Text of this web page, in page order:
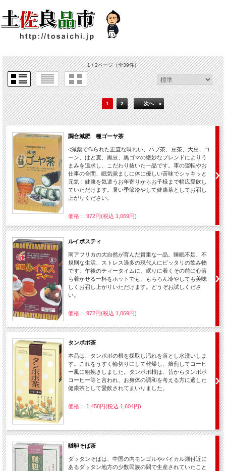
1 / 2ページ（全39件）
1 2 次へ
調合減肥 種ゴーヤ茶
<減薬で作られた正直な味わい、ハブ茶、豆茶、大豆、コ
ーン、はと麦、黒豆、黒ゴマの絶妙なブレンドによりう
まみを追求し、こだわり抜いた一品です。車の運転やお
仕事の合間、眠気覚ましに体に優しい苦味でシャキッと
元気！健康を気遣うお年寄りからお子様まで幅広愛飲し
ていただけます。暑い季節冷やして健康茶としてお召し
上がりください。
価格： 972円(税込 1,069円)
ルイボスティ
南アフリカの大自然が育んだ貴重な一品。睡眠不足、不
規則な生活、ストレス過多の現代人にピッタリの飲み物
です。午後のティータイムに、眠りに着くその前に心落
ち着かせる一杯をホットでも、もちろん冷やしても美味
しくお召し上がりいただけます。どうぞお試しくださ
い。
価格： 972円(税込 1,069円)
タンポポ茶
本品は、タンポポの根を採取し汚れを落とし水洗いしま
す。これをうすく輪切りにして乾燥し、焙煎してコーヒ
ー風に粗挽きしました。タンポポ根は、昔からタンポポ
コーヒー等と言われ、お身体の調和を考える方に適した
健康茶として愛飲されてまいりました。
価格： 1,458円(税込 1,604円)
韃靼そば茶
ダッタンそばは、中国の内モンゴルやバイカル湖付近に
あるダッタン地方の少数民族の間で生産されていたこと